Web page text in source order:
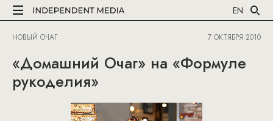
EN
НОВЫЙ ОЧАГ 7 ОКТЯБРЯ 2010
«Домашний Очаг» на «Формуле
рукоделия»